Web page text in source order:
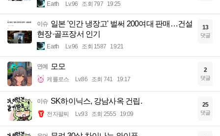
Earth Lv.96 조회 797 19:25
이슈 일본 '인간 냉장고' 벌써 200여대 판매…건설
현장·골프장서 인기
Earth Lv.96 조회 1587 19:21
13
댓글
연예 모모
케를로스 Lv.86 조회 741 19:17
2
댓글
이슈 SK하이닉스, 강남사옥 건립.
전자팔찌 Lv.93 조회 2555 19:09
25
댓글